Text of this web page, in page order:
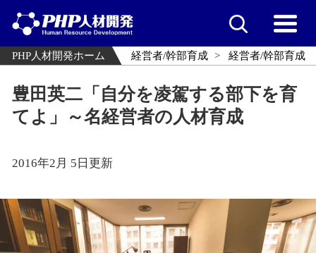
PHP人材開発ホーム 経営者/幹部育成 経営者/幹部育成
豊田英二「自分を凌駕する部下を育
てよ」～名経営者の人材育成
2016年2月 5日更新